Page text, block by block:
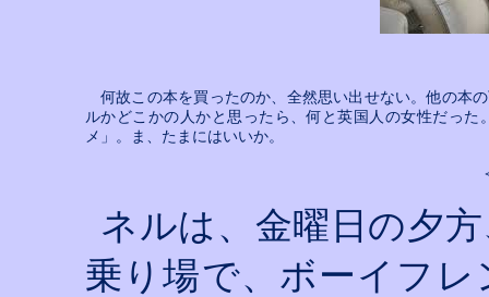
何故この本を買ったのか、全然思い出せない。他の本
ルかどこかの人かと思ったら、何と英国人の女性だっ
メ」。ま、たまにはいいか。
ネルは、金曜日の夕
乗り場で、ボーイフ